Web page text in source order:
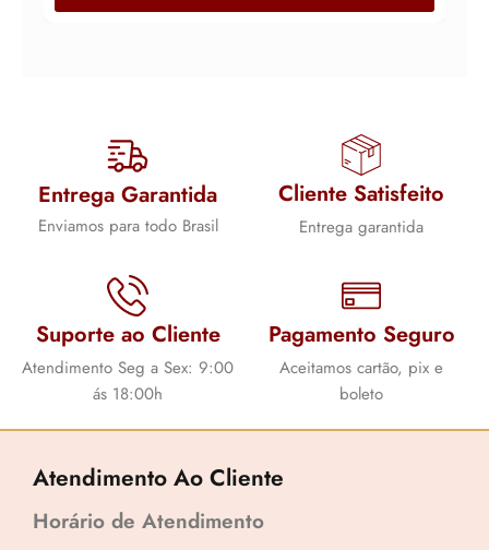
Entrega Garantida
Enviamos para todo Brasil
Cliente Satisfeito
Entrega garantida
Suporte ao Cliente
Atendimento Seg a Sex: 9:00
ás 18:00h
Pagamento Seguro
Aceitamos cartão, pix e
boleto
Atendimento Ao Cliente
Horário de Atendimento